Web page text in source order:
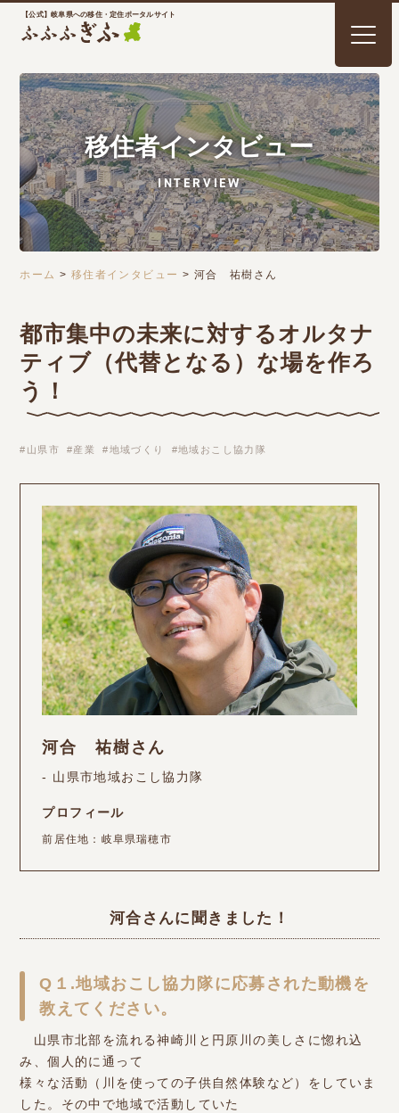
【公式】岐阜県への移住・定住ポータルサイト
移住者インタビュー
INTERVIEW
ホーム > 移住者インタビュー > 河合 祐樹さん
都市集中の未来に対するオルタナ
ティブ（代替となる）な場を作ろ
う！
山県市 産業 地域づくり 地域おこし協力隊
河合 祐樹さん
- 山県市地域おこし協力隊
プロフィール
前居住地：岐阜県瑞穂市
河合さんに聞きました！
Q１.地域おこし協力隊に応募された動機を
教えてください。
山県市北部を流れる神崎川と円原川の美しさに惚れ込
み、個人的に通って
様々な活動（川を使っての子供自然体験など）をしていま
した。その中で地域で活動していた